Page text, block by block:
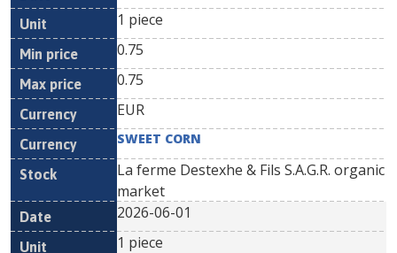
1 piece
0.75
0.75
EUR
SWEET CORN
La ferme Destexhe & Fils S.A.G.R. organic
market
2026-06-01
1 piece